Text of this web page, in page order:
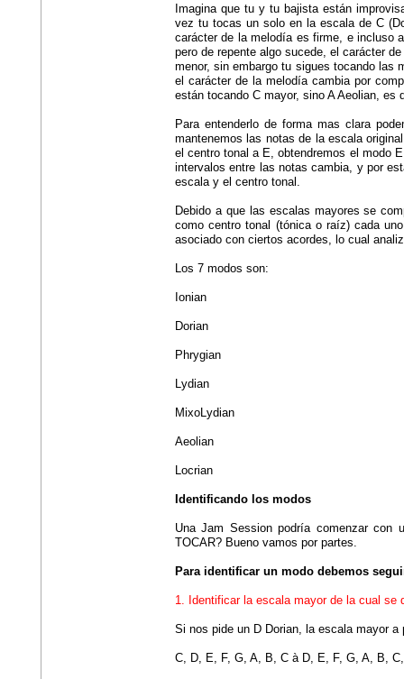
Imagina que tu y tu bajista están
vez tu tocas un solo en la escala de C
carácter de la melodía es firme, e incluso
pero de repente algo sucede, el carácter
menor, sin embargo tu sigues tocando las
el carácter de la melodía cambia por
están tocando C mayor, sino A Aeolian, es
Para entenderlo de forma mas clara
mantenemos las notas de la escala
el centro tonal a E, obtendremos el modo
intervalos entre las notas cambia, y por
escala y el centro tonal.
Debido a que las escalas mayores se
como centro tonal (tónica o raíz) cada
asociado con ciertos acordes, lo cual
Los 7 modos son:
Ionian
Dorian
Phrygian
Lydian
MixoLydian
Aeolian
Locrian
Identificando los modos
Una Jam Session podría comenzar con
TOCAR? Bueno vamos por partes.
Para identificar un modo debemos
1. Identificar la escala mayor de la cual se
Si nos pide un D Dorian, la escala mayor
C, D, E, F, G, A, B, C à D, E, F, G, A, B,